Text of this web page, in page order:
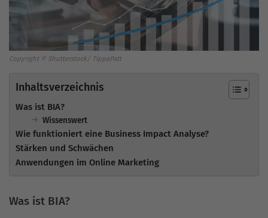
Copyright © Shutterstock/ TippaPatt
Inhaltsverzeichnis
Was ist BIA?
Wissenswert
Wie funktioniert eine Business Impact Analyse?
Stärken und Schwächen
Anwendungen im Online Marketing
Was ist BIA?